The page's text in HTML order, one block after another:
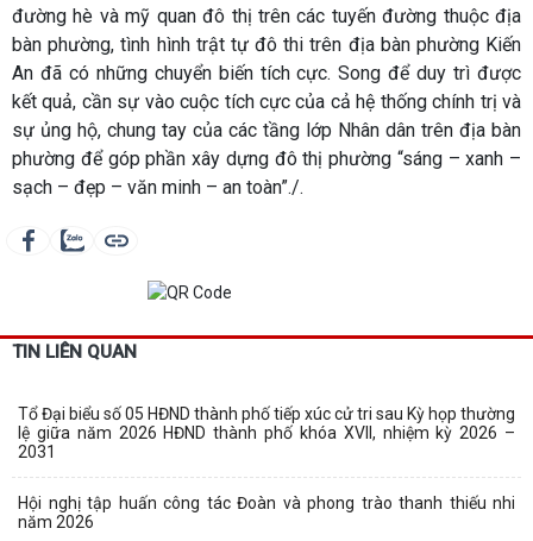
đường hè và mỹ quan đô thị trên các tuyến đường thuộc địa
bàn phường, tình hình trật tự đô thi trên địa bàn phường Kiến
An đã có những chuyển biến tích cực. Song để duy trì được
kết quả, cần sự vào cuộc tích cực của cả hệ thống chính trị và
sự ủng hộ, chung tay của các tầng lớp Nhân dân trên địa bàn
phường để góp phần xây dựng đô thị phường “sáng – xanh –
sạch – đẹp – văn minh – an toàn”./.
TIN LIÊN QUAN
Tổ Đại biểu số 05 HĐND thành phố tiếp xúc cử tri sau Kỳ họp thường
lệ giữa năm 2026 HĐND thành phố khóa XVII, nhiệm kỳ 2026 –
2031
Hội nghị tập huấn công tác Đoàn và phong trào thanh thiếu nhi
năm 2026